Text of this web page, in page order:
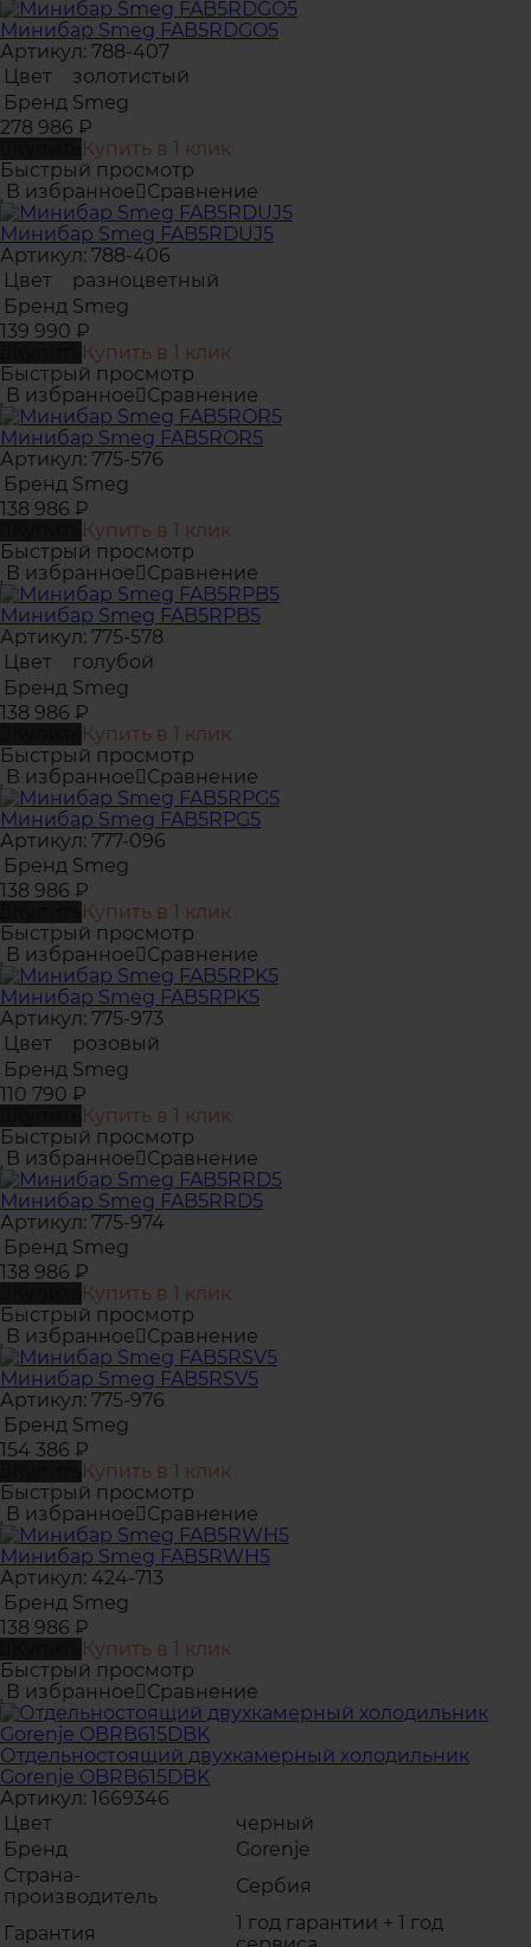
Минибар Smeg FAB5RDGO5
Артикул: 788-407
Цвет
золотистый
Бренд Smeg
278 986 ₽
Купить в 1 клик
Быстрый просмотр
В избранное
Сравнение
Минибар Smeg FAB5RDUJ5
Артикул: 788-406
Цвет
разноцветный
Бренд Smeg
139 990 ₽
Купить в 1 клик
Быстрый просмотр
В избранное
Сравнение
Минибар Smeg FAB5ROR5
Артикул: 775-576
Бренд Smeg
138 986 ₽
Купить в 1 клик
Быстрый просмотр
В избранное
Сравнение
Минибар Smeg FAB5RPB5
Артикул: 775-578
Цвет
голубой
Бренд Smeg
138 986 ₽
Купить в 1 клик
Быстрый просмотр
В избранное
Сравнение
Минибар Smeg FAB5RPG5
Артикул: 777-096
Бренд Smeg
138 986 ₽
Купить в 1 клик
Быстрый просмотр
В избранное
Сравнение
Минибар Smeg FAB5RPK5
Артикул: 775-973
Цвет
розовый
Бренд Smeg
110 790 ₽
Купить в 1 клик
Быстрый просмотр
В избранное
Сравнение
Минибар Smeg FAB5RRD5
Артикул: 775-974
Бренд Smeg
138 986 ₽
Купить в 1 клик
Быстрый просмотр
В избранное
Сравнение
Минибар Smeg FAB5RSV5
Артикул: 775-976
Бренд Smeg
154 386 ₽
Купить в 1 клик
Быстрый просмотр
В избранное
Сравнение
Минибар Smeg FAB5RWH5
Артикул: 424-713
Бренд Smeg
138 986 ₽
Купить в 1 клик
Быстрый просмотр
В избранное
Сравнение
Отдельностоящий двухкамерный холодильник
Gorenje OBRB615DBK
Артикул: 1669346
Цвет
черный
Бренд
Gorenje
Страна-
производитель
Сербия
Гарантия
1 год гарантии + 1 год